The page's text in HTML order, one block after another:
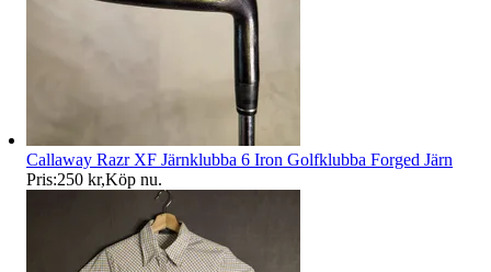
Callaway Razr XF Järnklubba 6 Iron Golfklubba Forged Järn
Pris:250 kr,Köp nu.